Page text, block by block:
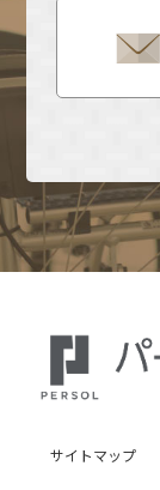
サイトマップ